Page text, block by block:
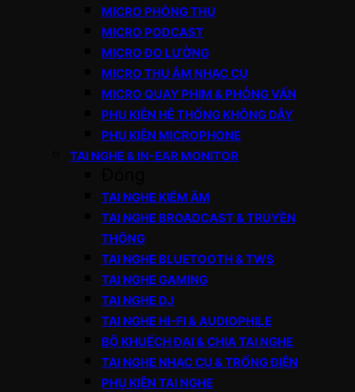
MICRO PHÒNG THU
MICRO PODCAST
MICRO ĐO LƯỜNG
MICRO THU ÂM NHẠC CỤ
MICRO QUAY PHIM & PHỎNG VẤN
PHỤ KIỆN HỆ THỐNG KHÔNG DÂY
PHỤ KIỆN MICROPHONE
TAI NGHE & IN-EAR MONITOR
TAI NGHE KIỂM ÂM
TAI NGHE BROADCAST & TRUYỀN
THÔNG
TAI NGHE BLUETOOTH & TWS
TAI NGHE GAMING
TAI NGHE DJ
TAI NGHE HI-FI & AUDIOPHILE
BỘ KHUẾCH ĐẠI & CHIA TAI NGHE
TAI NGHE NHẠC CỤ & TRỐNG ĐIỆN
PHỤ KIỆN TAI NGHE